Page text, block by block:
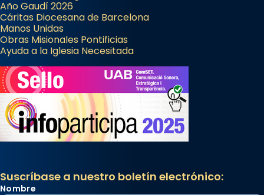
Año Gaudí 2026
Cáritas Diocesana de Barcelona
Manos Unidas
Obras Misionales Pontificias
Ayuda a la Iglesia Necesitada
Suscríbase a nuestro boletín electrónico:
Nombre